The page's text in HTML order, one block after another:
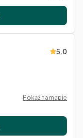
5.0
Pokaż na mapie